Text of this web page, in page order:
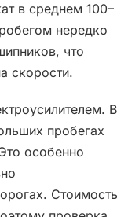
в среднем 100–
нередко
что
скорости.
В
пробегах
особенно
Стоимость